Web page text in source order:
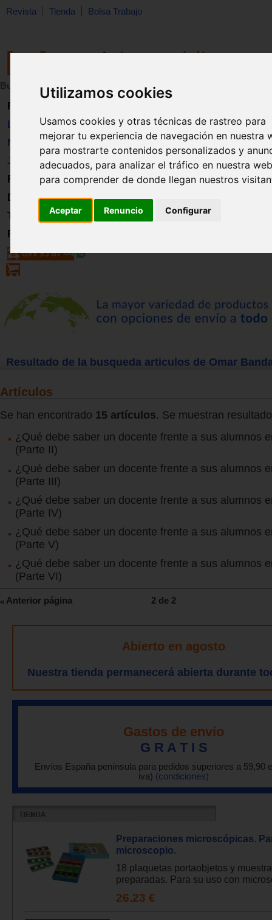
Utilizamos cookies
Usamos cookies y otras técnicas de rastreo para
mejorar tu experiencia de navegación en nuestra
para mostrarte contenidos personalizados y
adecuados, para analizar el tráfico en nuestra
para comprender de donde llegan nuestros
Aceptar Renuncio Configurar
Revista Tienda Bolsa Trabajo
Buscar:
Revista
Libros
Material
Juguetes
Formación
Directorio
Trabajo
Registro
Resultado de la busqueda articulos de Omar
Artículos
Se han encontrado 15 artículos. Se muestran
¿Qué debe saber un docente frente a sus alumnos
(Parte II)
¿Qué debe saber un docente frente a sus alumnos
(Parte III)
¿Qué debe saber un docente frente a sus alumnos
(Parte IV)
¿Qué debe saber un docente frente a sus alumnos
(Parte V)
¿Qué debe saber un docente frente a sus alumnos
(Parte VI)
Anterior página 2 de 2
Abierto en agosto
Nuestra tienda permanecerá abierta durante
Gastos de envío
G R A T I S
Envíos España península para pedidos superiores a 59,90
iva) (condiciones)
Preparaciones microscópicas.
microscopio.
18 plaquetas portaobjetos y
preparadas. Para su uso con
26.23 €